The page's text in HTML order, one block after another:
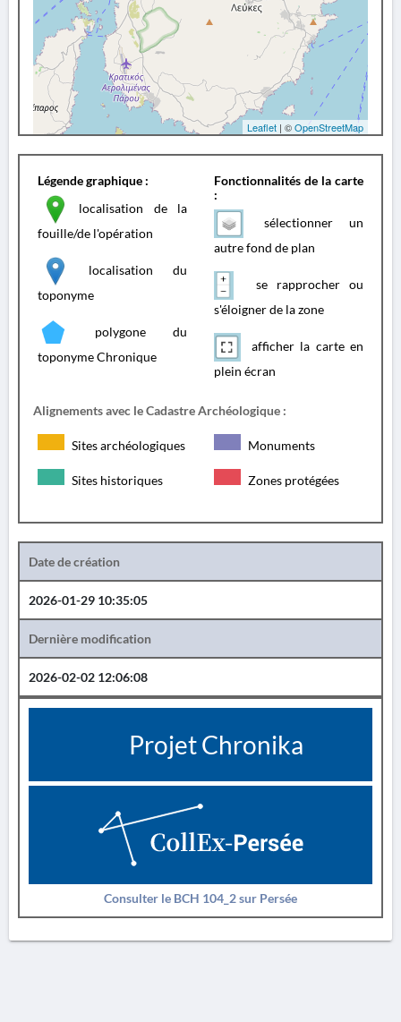
Leaflet | ©OpenStreetMap
Légende graphique :
localisation de la
fouille/de l'opération
localisation du
toponyme
polygone du
toponyme Chronique
Fonctionnalités de la carte
:
sélectionner un
autre fond de plan
se rapprocher ou
s'éloigner de la zone
afficher la carte en
plein écran
Alignements avec le Cadastre Archéologique :
Sites archéologiques Monuments
Sites historiques Zones protégées
Date de création
2026-01-29 10:35:05
Dernière modification
2026-02-02 12:06:08
Projet Chronika
Consulter le BCH 104_2 sur Persée